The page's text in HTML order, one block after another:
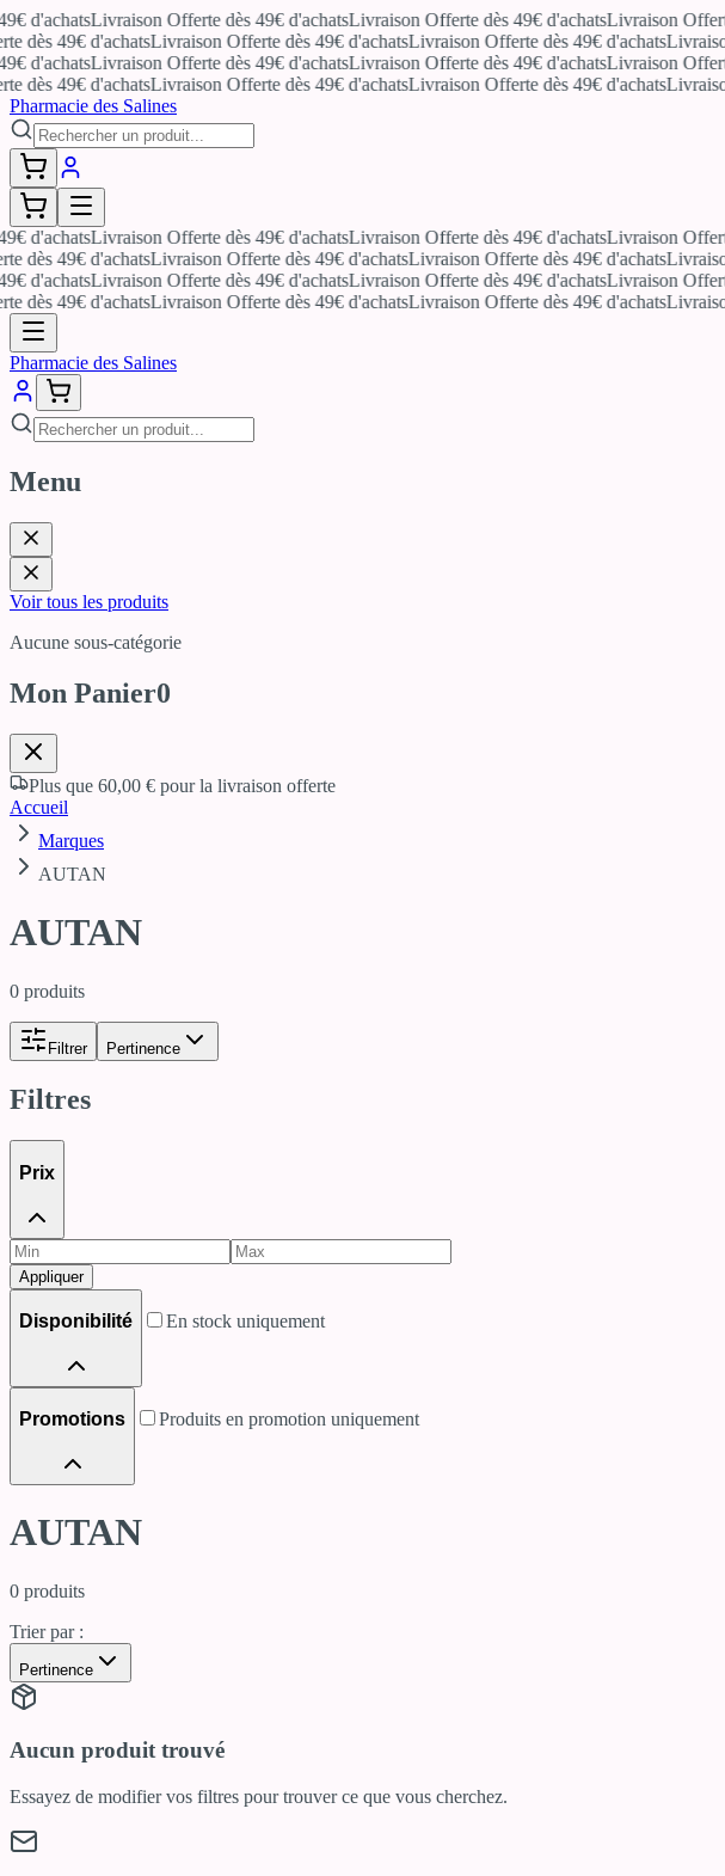
d'achatsLivraison Offerte dès 49€ d'achatsLivraison Offerte dès 49€ d'achatsLivraison Offerte
49€ d'achatsLivraison Offerte dès 49€ d'achatsLivraison Offerte dès 49€ d'achatsLivraison
d'achatsLivraison Offerte dès 49€ d'achatsLivraison Offerte dès 49€ d'achatsLivraison Offerte
49€ d'achatsLivraison Offerte dès 49€ d'achatsLivraison Offerte dès 49€ d'achatsLivraison
Pharmacie des Salines
d'achatsLivraison Offerte dès 49€ d'achatsLivraison Offerte dès 49€ d'achatsLivraison Offerte
49€ d'achatsLivraison Offerte dès 49€ d'achatsLivraison Offerte dès 49€ d'achatsLivraison
d'achatsLivraison Offerte dès 49€ d'achatsLivraison Offerte dès 49€ d'achatsLivraison Offerte
49€ d'achatsLivraison Offerte dès 49€ d'achatsLivraison Offerte dès 49€ d'achatsLivraison
Pharmacie des Salines
Menu
Voir tous les produits
Aucune sous-catégorie
Mon Panier0
Plus que 60,00 € pour la livraison offerte
Accueil
Marques
AUTAN
AUTAN
0 produits
Filtrer Pertinence
Filtres
Prix
Appliquer
Disponibilité En stock uniquement
Promotions Produits en promotion uniquement
AUTAN
0 produits
Trier par :
Pertinence
Aucun produit trouvé
Essayez de modifier vos filtres pour trouver ce que vous cherchez.